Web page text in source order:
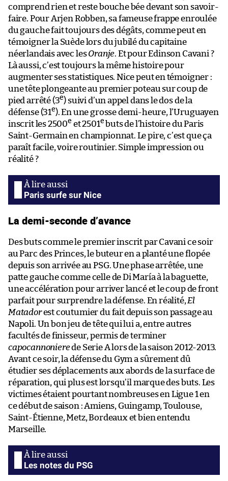
comprend rien et reste bouche bée devant son savoir-
faire. Pour Arjen Robben, sa fameuse frappe enroulée
du gauche fait toujours des dégâts, comme peut en
témoigner la Suède lors du jubilé du capitaine
néerlandais avec lesOranje. Et pour Edinson Cavani ?
Là aussi, c’est toujours la même histoire pour
augmenter ses statistiques. Nice peut en témoigner :
une tête plongeante au premier poteau sur coup de
pied arrêté (3e) suivi d’un appel dans le dos de la
défense (31e). En une grosse demi-heure, l’Uruguayen
inscrit les 2500e et 2501e buts de l’histoire du Paris
Saint-Germain en championnat. Le pire, c’est que ça
paraît facile, voire routinier. Simple impression ou
réalité ?
Paris surfe sur Nice
La demi-seconde d’avance
Des buts comme le premier inscrit par Cavani ce soir
au Parc des Princes, le buteur en a planté une flopée
depuis son arrivée au PSG. Une phase arrêtée, une
patte gauche comme celle de Di María à la baguette,
une accélération pour arriver lancé et le coup de front
parfait pour surprendre la défense. En réalité, El
Matadorest coutumier du fait depuis son passage au
Napoli. Un bon jeu de tête qui lui a, entre autres
facultés de finisseur, permis de terminer
capocannonierede Serie A lors de la saison 2012-2013.
Avant ce soir, la défense du Gym a sûrement dû
étudier ses déplacements aux abords de la surface de
réparation, qui plus est lorsqu’il marque des buts. Les
victimes étaient pourtant nombreuses en Ligue 1 en
ce début de saison : Amiens, Guingamp, Toulouse,
Saint-Étienne, Metz, Bordeaux et bien entendu
Marseille.
Les notes du PSG